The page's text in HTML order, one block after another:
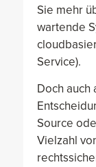
Sie mehr
wartende
Service).
Doch auch
Source
Vielzahl